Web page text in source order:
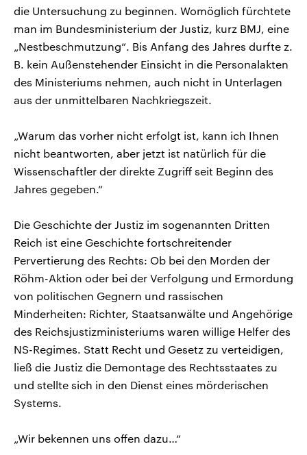
die Untersuchung zu beginnen. Womöglich fürchtete
man im Bundesministerium der Justiz, kurz BMJ, eine
„Nestbeschmutzung“. Bis Anfang des Jahres durfte z.
B. kein Außenstehender Einsicht in die Personalakten
des Ministeriums nehmen, auch nicht in Unterlagen
aus der unmittelbaren Nachkriegszeit.
„Warum das vorher nicht erfolgt ist, kann ich Ihnen
nicht beantworten, aber jetzt ist natürlich für die
Wissenschaftler der direkte Zugriff seit Beginn des
Jahres gegeben.“
Die Geschichte der Justiz im sogenannten Dritten
Reich ist eine Geschichte fortschreitender
Pervertierung des Rechts: Ob bei den Morden der
Röhm-Aktion oder bei der Verfolgung und Ermordung
von politischen Gegnern und rassischen
Minderheiten: Richter, Staatsanwälte und Angehörige
des Reichsjustizministeriums waren willige Helfer des
NS-Regimes. Statt Recht und Gesetz zu verteidigen,
ließ die Justiz die Demontage des Rechtsstaates zu
und stellte sich in den Dienst eines mörderischen
Systems.
„Wir bekennen uns offen dazu…“